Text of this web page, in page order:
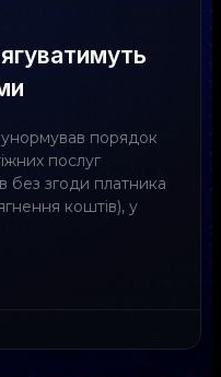
порядок
послуг
без згоди платника
коштів), у